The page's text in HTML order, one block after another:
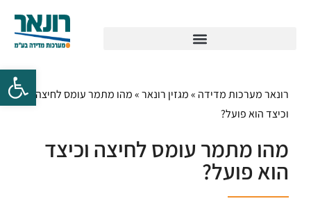
רונאר מערכות מדידה »מגזין רונאר»מהו מתמר עומס לחיצה
וכיצד הוא פועל?
מהו מתמר עומס לחיצה וכיצד
הוא פועל?